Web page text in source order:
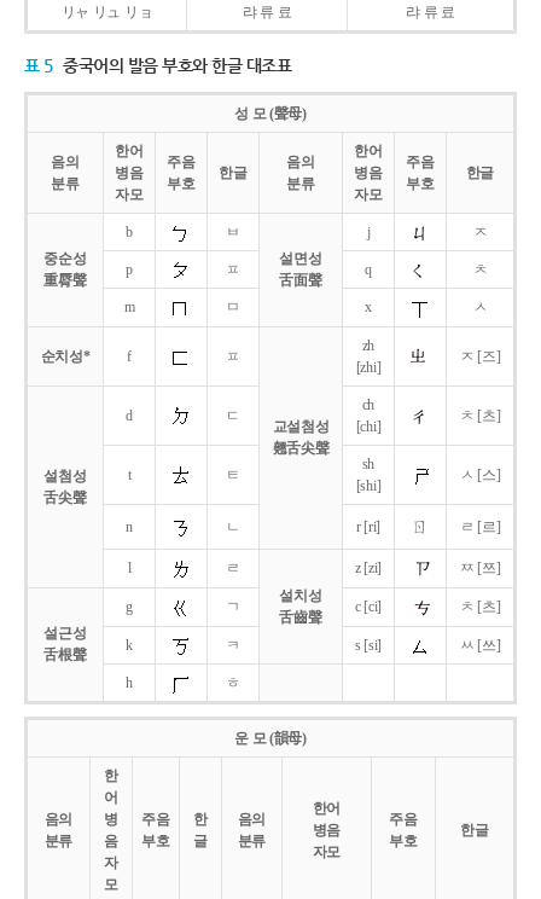
リャ リュ リョ 랴 류 료 랴 류 료
표 5 중국어의 발음 부호와 한글 대조표
성 모 (聲母)
음의
분류
한어
병음
자모
주음
부호
한글
음의
분류
한어
병음
자모
주음
부호
한글
중순성
重脣聲
b
ㅂ
설면성
舌面聲
j ㅈ
p ㅍ q ㅊ
m ㅁ x ㅅ
순치성* f ㅍ
교설첨성
翹舌尖聲
zh
[zhi]
ㅈ [즈]
설첨성
舌尖聲
d ㄷ
ch
[chi]
ㅊ [츠]
t ㅌ
sh
[shi]
ㅅ [스]
n ㄴ r [ri] ㄖ ㄹ [르]
l
ㄹ
설치성
舌齒聲
z [zi] ㅉ [쯔]
설근성
舌根聲
g ㄱ c [ci] ㅊ [츠]
k ㅋ s [si] ㅆ [쓰]
h ㅎ
운 모 (韻母)
음의
분류
한
어
병
음
자
모
주음
부호
한
글
음의
분류
한어
병음
자모
주음
부호
한글